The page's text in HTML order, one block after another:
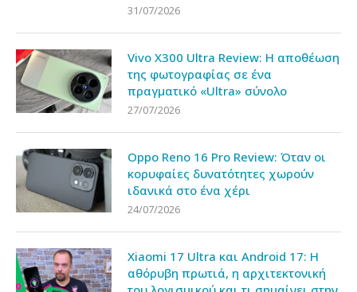
31/07/2026
Vivo X300 Ultra Review: Η αποθέωση
της φωτογραφίας σε ένα
πραγματικό «Ultra» σύνολο
27/07/2026
Oppo Reno 16 Pro Review: Όταν οι
κορυφαίες δυνατότητες χωρούν
ιδανικά στο ένα χέρι
24/07/2026
Xiaomi 17 Ultra και Android 17: Η
αθόρυβη πρωτιά, η αρχιτεκτονική